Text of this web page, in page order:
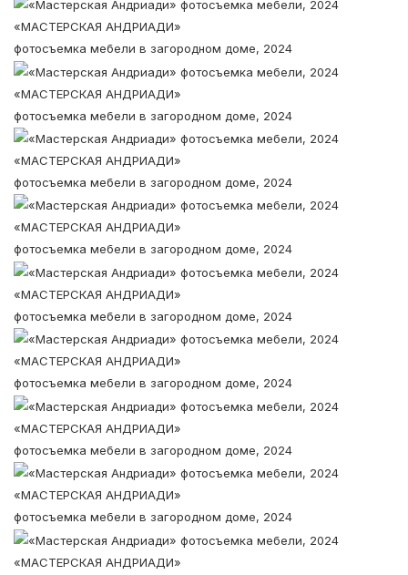
«МАСТЕРСКАЯ АНДРИАДИ»
фотосъемка мебели в загородном доме, 2024
«МАСТЕРСКАЯ АНДРИАДИ»
фотосъемка мебели в загородном доме, 2024
«МАСТЕРСКАЯ АНДРИАДИ»
фотосъемка мебели в загородном доме, 2024
«МАСТЕРСКАЯ АНДРИАДИ»
фотосъемка мебели в загородном доме, 2024
«МАСТЕРСКАЯ АНДРИАДИ»
фотосъемка мебели в загородном доме, 2024
«МАСТЕРСКАЯ АНДРИАДИ»
фотосъемка мебели в загородном доме, 2024
«МАСТЕРСКАЯ АНДРИАДИ»
фотосъемка мебели в загородном доме, 2024
«МАСТЕРСКАЯ АНДРИАДИ»
фотосъемка мебели в загородном доме, 2024
«МАСТЕРСКАЯ АНДРИАДИ»